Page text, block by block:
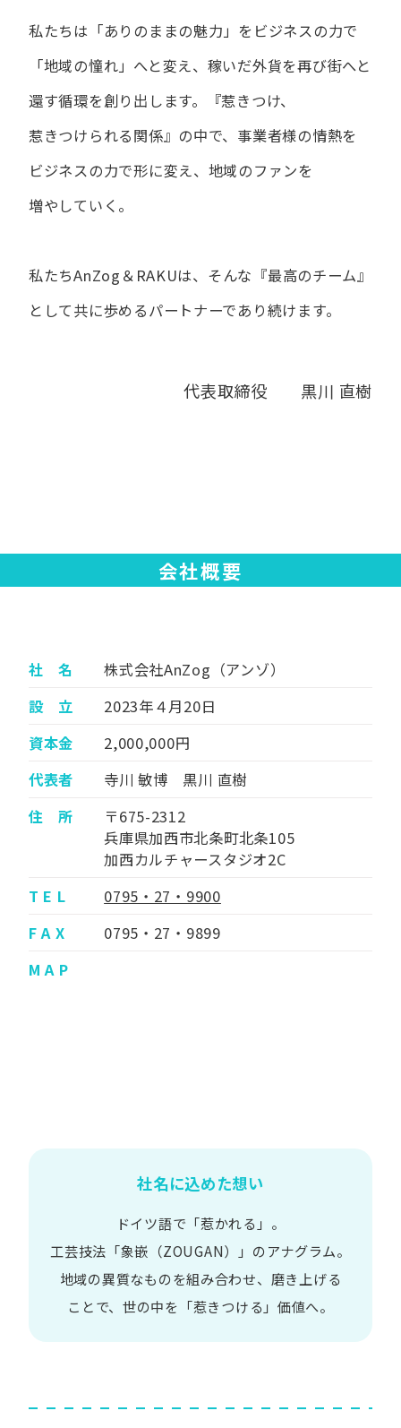
私たちは​「ありの​ままの​魅力」を​ビジネスの​力で​
「地域の​憧れ」へと​変え、 稼いだ外貨を​再び街へと​
還す循環を​創り出します。
『惹きつけ、​
惹きつけられる​関係』の​中で、​事業者様の​情熱を​
ビジネスの​力で​形に​変え、 地域の​ファンを​
増やしていく。
私たちAnZog＆RAKUは、​そんな​『最高の​チーム』
と​して共に​歩める​パートナーであり続けます。
代表取締役 黒川 直樹
会社概要
社 名
株式会社AnZog（アンゾ）
設 立
2023年４月20日
資本金
2,000,000円
代表者
寺川 敏博 黒川 直樹
住 所
〒675-2312
兵庫県加西市北条町北条105
加西カルチャースタジオ2C
T E L
0795・27・9900
F A X
0795・27・9899
M A P
社名に込めた想い
ドイツ語で​「惹かれる」。
工芸技法​「象嵌​（ZOUGAN）」の​アナグラム。
地域の​異質な​ものを​組み合わせ、 磨き上げる​
ことで、 世の​中を​「惹きつける」価値へ。​